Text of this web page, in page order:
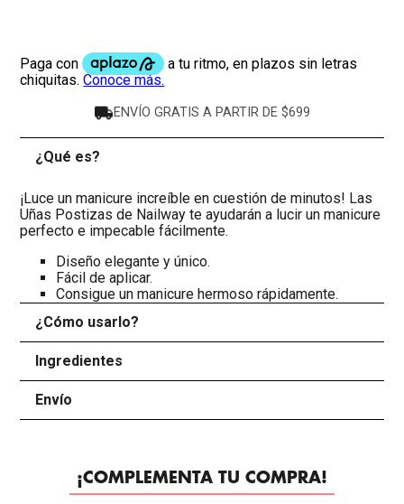
ENVÍO GRATIS A PARTIR DE $699
¿Qué es?
¡Luce un manicure increíble en cuestión de minutos! Las
Uñas Postizas de Nailway te ayudarán a lucir un manicure
perfecto e impecable fácilmente.
Diseño elegante y único.
Fácil de aplicar.
Consigue un manicure hermoso rápidamente.
¿Cómo usarlo?
Ingredientes
Envío
¡COMPLEMENTA TU COMPRA!